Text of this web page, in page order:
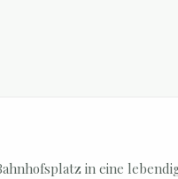
in eine